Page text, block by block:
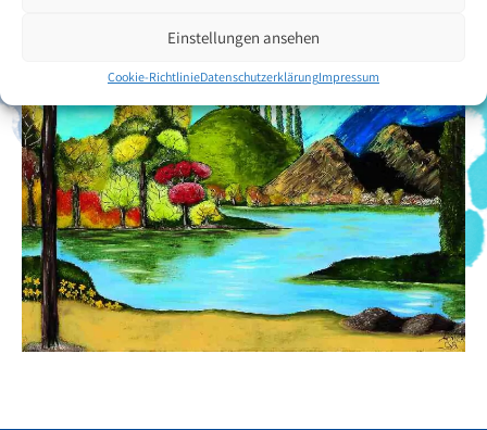
Einstellungen ansehen
Cookie-RichtlinieDatenschutzerklärungImpressum